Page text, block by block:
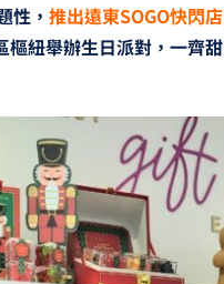
性， 推出遠東SOGO快閃
紐舉辦生日派對，一齊